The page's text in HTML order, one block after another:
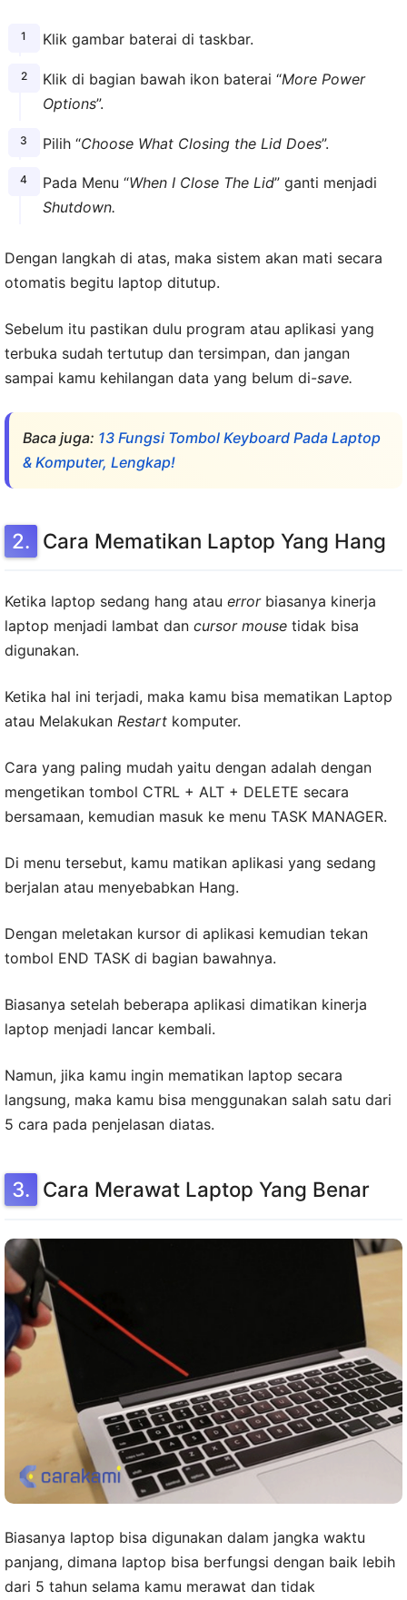
Klik gambar baterai di taskbar.
Klik di bagian bawah ikon baterai “More Power
Options”.
Pilih “Choose What Closing the Lid Does”.
Pada Menu “When I Close The Lid” ganti menjadi
Shutdown.
Dengan langkah di atas, maka sistem akan mati secara
otomatis begitu laptop ditutup.
Sebelum itu pastikan dulu program atau aplikasi yang
terbuka sudah tertutup dan tersimpan, dan jangan
sampai kamu kehilangan data yang belum di-save.
Baca juga: 13 Fungsi Tombol Keyboard Pada Laptop
& Komputer, Lengkap!
Cara Mematikan Laptop Yang Hang
Ketika laptop sedang hang atau errorbiasanya kinerja
laptop menjadi lambat dan cursor mouse tidak bisa
digunakan.
Ketika hal ini terjadi, maka kamu bisa mematikan Laptop
atau Melakukan Restart komputer.
Cara yang paling mudah yaitu dengan adalah dengan
mengetikan tombol CTRL + ALT + DELETE secara
bersamaan, kemudian masuk ke menu TASK MANAGER.
Di menu tersebut, kamu matikan aplikasi yang sedang
berjalan atau menyebabkan Hang.
Dengan meletakan kursor di aplikasi kemudian tekan
tombol END TASK di bagian bawahnya.
Biasanya setelah beberapa aplikasi dimatikan kinerja
laptop menjadi lancar kembali.
Namun, jika kamu ingin mematikan laptop secara
langsung, maka kamu bisa menggunakan salah satu dari
5 cara pada penjelasan diatas.
Cara Merawat Laptop Yang Benar
Biasanya laptop bisa digunakan dalam jangka waktu
panjang, dimana laptop bisa berfungsi dengan baik lebih
dari 5 tahun selama kamu merawat dan tidak